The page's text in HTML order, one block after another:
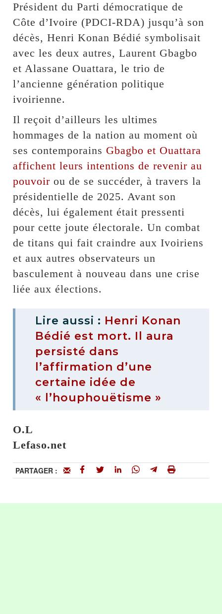
Président du Parti démocratique de
Côte d’Ivoire (PDCI-RDA) jusqu’à son
décès, Henri Konan Bédié symbolisait
avec les deux autres, Laurent Gbagbo
et Alassane Ouattara, le trio de
l’ancienne génération politique
ivoirienne.
Il reçoit d’ailleurs les ultimes
hommages de la nation au moment où
ses contemporains Gbagbo et Ouattara
affichent leurs intentions de revenir au
pouvoir ou de se succéder, à travers la
présidentielle de 2025. Avant son
décès, lui également était pressenti
pour cette joute électorale. Un combat
de titans qui fait craindre aux Ivoiriens
et aux autres observateurs un
basculement à nouveau dans une crise
liée aux élections.
Lire aussi : Henri Konan
Bédié est mort. Il aura
persisté dans
l’affirmation d’une
certaine idée de
« l’houphouëtisme »
O.L
Lefaso.net
PARTAGER :